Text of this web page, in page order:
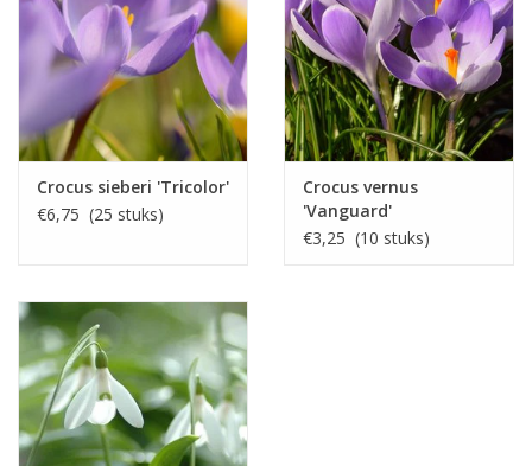
Crocus sieberi 'Tricolor'
€6,75 (25 stuks)
Crocus vernus
'Vanguard'
€3,25 (10 stuks)